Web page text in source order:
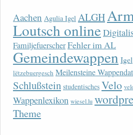
Aachen Agulia Igel ALGH
Loutsch online
FamiljefuerscherFehler im AL
Gemeindewappen Igel
lëtzebuergesch Meilensteine
Schlußstein studentisches Velo
Wappenlexikon wiesel.lu
Theme